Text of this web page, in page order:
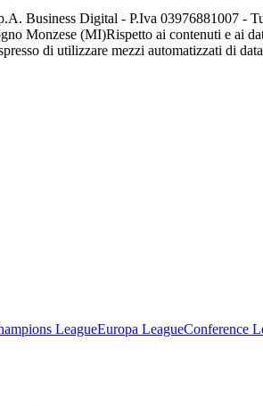
Business Digital - P.Iva 03976881007 -
Monzese (MI)Rispetto ai contenuti e ai
di utilizzare mezzi automatizzati di
LeagueEuropa LeagueConference